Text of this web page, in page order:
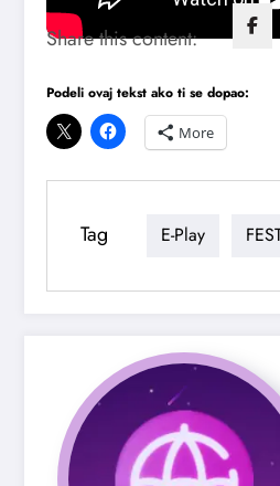
Share this content:
Podeli ovaj tekst ako ti se dopao:
More
Tag E-Play